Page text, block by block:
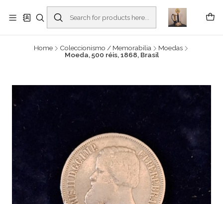
Buscantiguidades - Leilões. Colecionismo e antiguidades em Viana do
Castelo -
Read more
Home Coleccionismo / Memorabilia
Moedas
Moeda, 500 réis, 1868, Brasil